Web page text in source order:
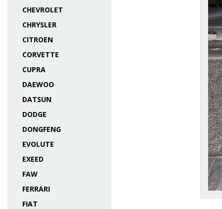
CHEVROLET
CHRYSLER
CITROEN
CORVETTE
CUPRA
DAEWOO
DATSUN
DODGE
DONGFENG
EVOLUTE
EXEED
FAW
FERRARI
FIAT